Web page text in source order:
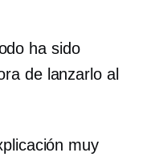
ha sido
de lanzarlo al
muy